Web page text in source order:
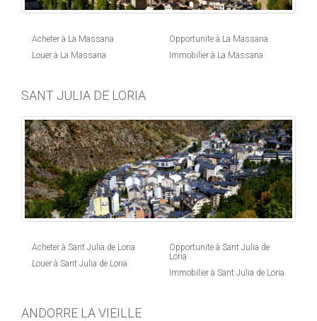
Acheter à La Massana
Louer à La Massana
Opportunite à La Massana
Immobilier à La Massana
SANT JULIA DE LORIA
Acheter à Sant Julia de Loria
Louer à Sant Julia de Loria
Opportunite à Sant Julia de
Loria
Immobilier à Sant Julia de Loria
ANDORRE LA VIEILLE